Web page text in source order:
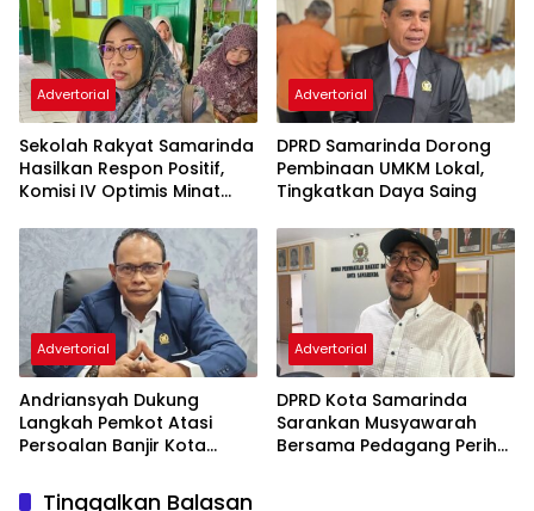
Advertorial
Sekolah Rakyat Samarinda
Hasilkan Respon Positif,
Komisi IV Optimis Minat
Advertorial
DPRD Samarinda Dorong
Pembinaan UMKM Lokal,
Tingkatkan Daya Saing
Advertorial
Andriansyah Dukung
Langkah Pemkot Atasi
Persoalan Banjir Kota
Advertorial
DPRD Kota Samarinda
Sarankan Musyawarah
Bersama Pedagang Perihal
Tinggalkan Balasan